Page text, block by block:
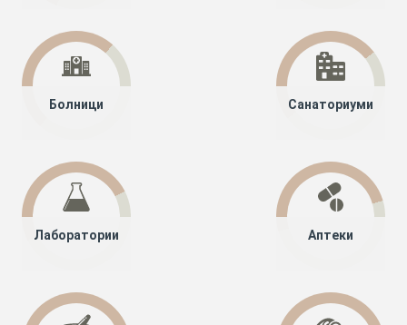
Болници Санаториуми
Лаборатории Аптеки